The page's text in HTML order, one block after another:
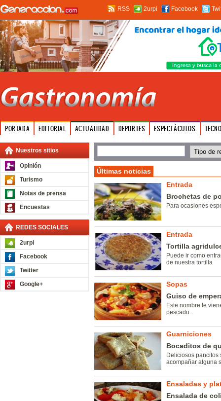
RSS 2urpi Facebook
PORTADA EDITORIAL ACTUALIDAD DEPORTES ESPECTÁCULOS
Nuestros sitios
Opinión
Turismo
Notas de prensa
Encuestas
REDES SOCIALES
2urpi
Facebook
Twitter
Google+
Últimas noticias
Entrada
Brochetas de
Para ocasiones
Entrada
Tortilla
Puede ir como
de nuestra tortilla
Sopas
Guiso de
Este nombre le
pescado.
Guarniciones
Bocaditos de
Deliciosos
acompañar alguna
Ensaladas y
Ensalada de